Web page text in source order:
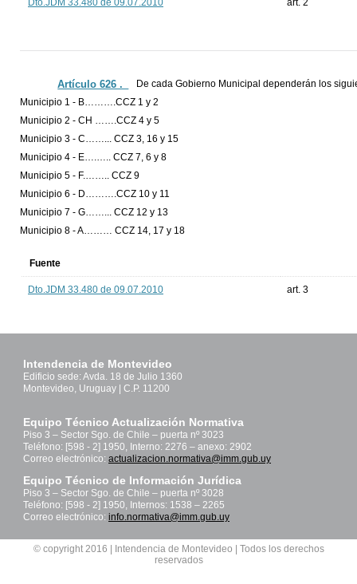
Dto.JDM 33.480 de 09.07.2010 art. 2
Artículo 626 ._
De cada Gobierno Municipal dependerán los
Municipio 1 - B……….CCZ 1 y 2
Municipio 2 - CH …….CCZ 4 y 5
Municipio 3 - C……... CCZ 3, 16 y 15
Municipio 4 - E….….. CCZ 7, 6 y 8
Municipio 5 - F.…….. CCZ 9
Municipio 6 - D……….CCZ 10 y 11
Municipio 7 - G……... CCZ 12 y 13
Municipio 8 - A……… CCZ 14, 17 y 18
Fuente
Dto.JDM 33.480 de 09.07.2010 art. 3
Intendencia de Montevideo
Edificio sede: Avda. 18 de Julio 1360
Montevideo, Uruguay | C.P. 11200
Equipo Técnico Actualización Normativa
Piso 3 – Sector Sgo. de Chile – puerta nº 3023
Teléfono: [598 - 2] 1950, Interno: 2276 – anexo: 2902
Correo electrónico: actualizacion.normativa@imm.gub.uy
Equipo Técnico de Información Jurídica
Piso 3 – Sector Sgo. de Chile – puerta nº 3028
Teléfono: [598 - 2] 1950, Internos: 1538 – 2265
Correo electrónico: info.normativa@imm.gub.uy
© copyright 2016 | Intendencia de Montevideo | Todos los derechos
reservados